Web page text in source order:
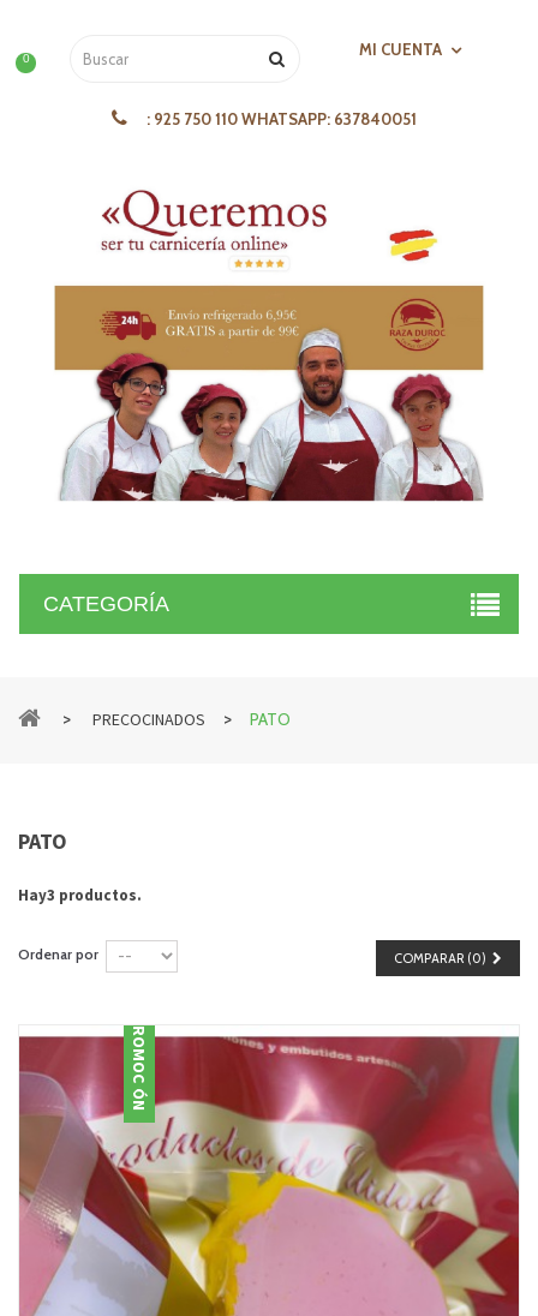
0 MI CUENTA
: 925 750 110 WHATSAPP: 637840051
CATEGORÍA
> PRECOCINADOS > PATO
PATO
Hay3 productos.
COMPARAR (0)
Ordenar por
PROMOCIÓN